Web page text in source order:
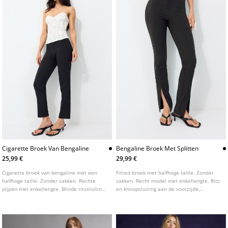
Cigarette Broek Van Bengaline
25,99 €
Cigarette broek van bengaline met een
halfhoge taille. Zonder zakken. Rechte
pijpen met enkellengte. Blinde ritssluiting
Bengaline Broek Met Splitten
29,99 €
Fitted broek met halfhoge taille. Zonder
zakken. Recht model met enkellengte. Rits
en knoopsluiting aan de voorzijde,